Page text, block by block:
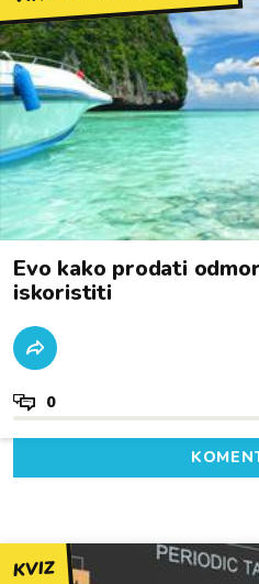
Evo kako prodati
iskoristiti
0
KVIZ